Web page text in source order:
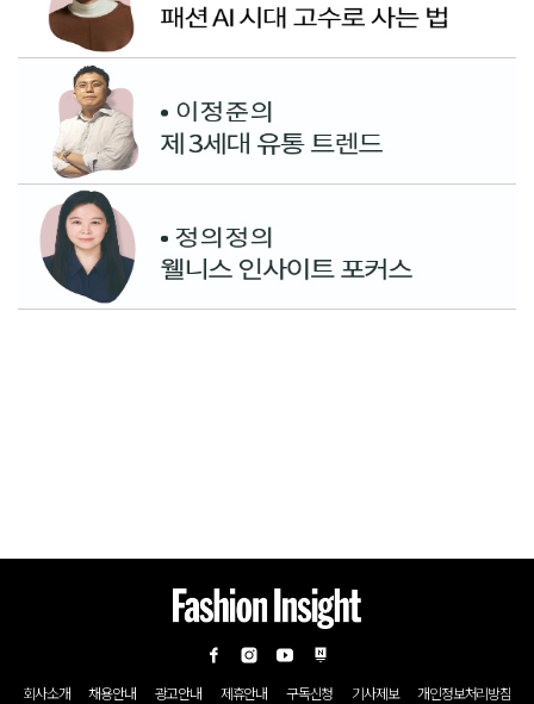
회사소개 채용안내 광고안내 제휴안내 구독신청 기사제보 개인정보처리방침